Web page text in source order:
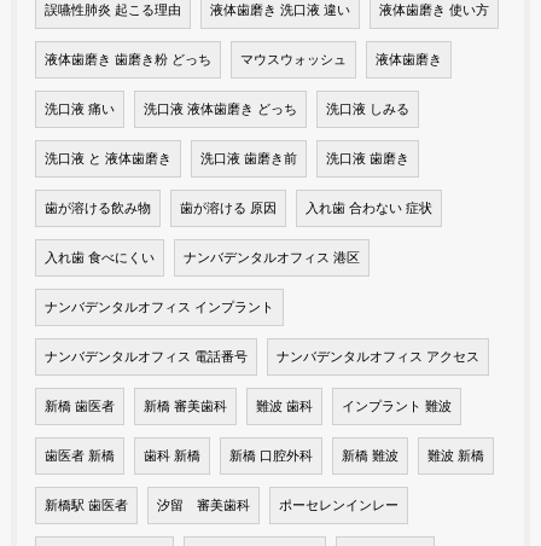
誤嚥性肺炎 起こる理由 液体歯磨き 洗口液 違い 液体歯磨き 使い方
液体歯磨き 歯磨き粉 どっち マウスウォッシュ 液体歯磨き
洗口液 痛い 洗口液 液体歯磨き どっち 洗口液 しみる
洗口液 と 液体歯磨き 洗口液 歯磨き前 洗口液 歯磨き
歯が溶ける飲み物 歯が溶ける 原因 入れ歯 合わない 症状
入れ歯 食べにくい ナンバデンタルオフィス 港区
ナンバデンタルオフィス インプラント
ナンバデンタルオフィス 電話番号 ナンバデンタルオフィス アクセス
新橋 歯医者 新橋 審美歯科 難波 歯科 インプラント 難波
歯医者 新橋 歯科 新橋 新橋 口腔外科 新橋 難波 難波 新橋
新橋駅 歯医者 汐留 審美歯科 ポーセレンインレー